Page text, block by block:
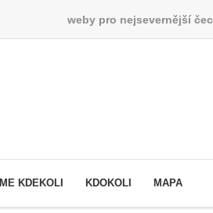
weby pro nejsevernější
KDEKOLI KDOKOLI MAPA